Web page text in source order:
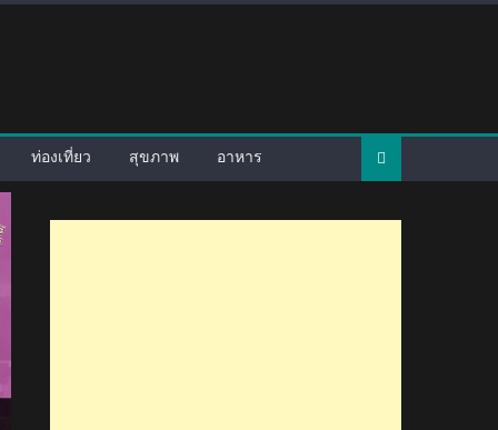
ท่องเที่ยว สุขภาพ อาหาร